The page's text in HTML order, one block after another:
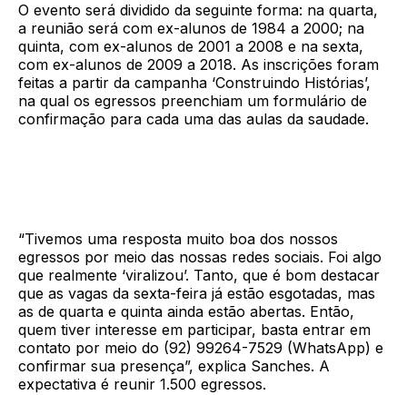
O evento será dividido da seguinte forma: na quarta,
a reunião será com ex-alunos de 1984 a 2000; na
quinta, com ex-alunos de 2001 a 2008 e na sexta,
com ex-alunos de 2009 a 2018. As inscrições foram
feitas a partir da campanha ‘Construindo Histórias’,
na qual os egressos preenchiam um formulário de
confirmação para cada uma das aulas da saudade.
“Tivemos uma resposta muito boa dos nossos
egressos por meio das nossas redes sociais. Foi algo
que realmente ‘viralizou’. Tanto, que é bom destacar
que as vagas da sexta-feira já estão esgotadas, mas
as de quarta e quinta ainda estão abertas. Então,
quem tiver interesse em participar, basta entrar em
contato por meio do (92) 99264-7529 (WhatsApp) e
confirmar sua presença”, explica Sanches. A
expectativa é reunir 1.500 egressos.